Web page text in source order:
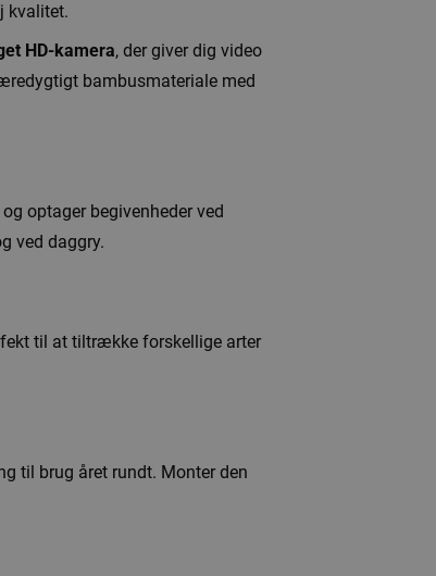
kvalitet.
HD-kamera, der giver dig video
bambusmateriale med
optager begivenheder ved
ved daggry.
til at tiltrække forskellige arter
til brug året rundt. Monter den